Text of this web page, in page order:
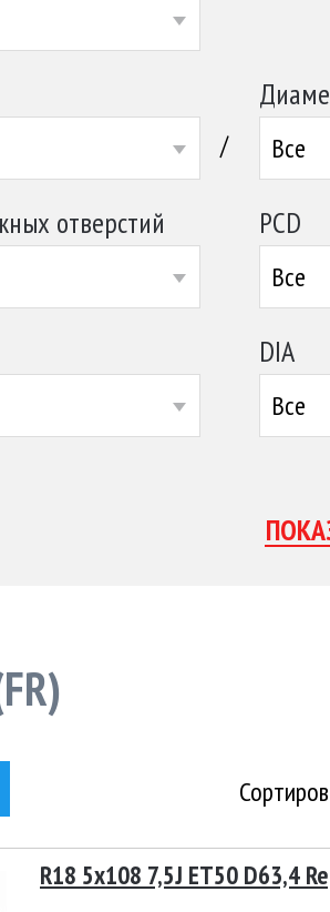
/ Все
отверстий PCD
Все
DIA
Все
R18 5x108 7,5J ET50 D63,4